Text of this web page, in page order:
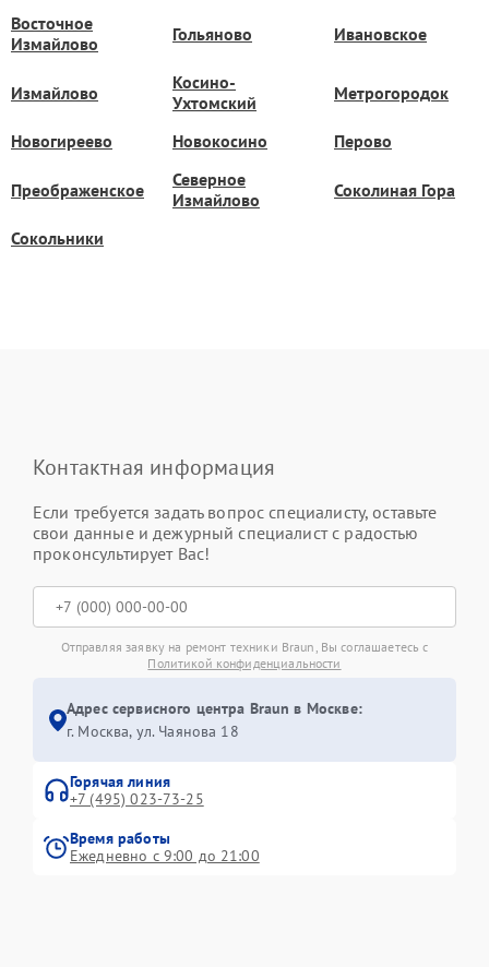
Восточное
Измайлово
Гольяново Ивановское
Измайлово
Косино-
Ухтомский
Метрогородок
Новогиреево Новокосино Перово
Преображенское
Северное
Измайлово
Соколиная Гора
Сокольники
Контактная информация
Если требуется задать вопрос специалисту, оставьте
свои данные и дежурный специалист с радостью
проконсультирует Вас!
Отправляя заявку на ремонт техники Braun, Вы соглашаетесь с
Политикой конфиденциальности
Адрес сервисного центра Braun в Москве:
г. Москва, ул. Чаянова 18
Горячая линия
+7 (495) 023-73-25
Время работы
Ежедневно с 9:00 до 21:00